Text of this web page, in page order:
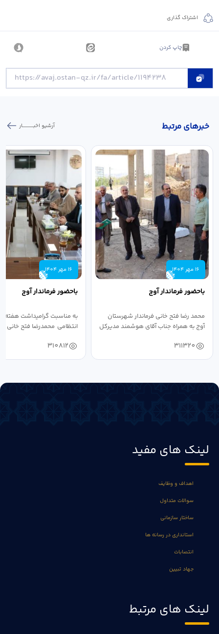
اشتراک گذاری
چاپ کردن
خبر‌های مرتبط آرشیو اخبـــــــــــار
16 مهر 1404
باحضور فرماندار آوج
محمد رضا فتح خانی فرماندار شهرستان
آوج به همراه جناب آقای هوشمند مدیرکل
311320
16 مهر 1404
باحضور فرماندار آوج
به مناسبت گرامیداشت هفته
انتظامی محمدرضا فتح خانی
310812
لینک های مفید
اهداف و وظایف
سوالات متداول
ساختار سازمانی
استانداری در رسانه ها
انتصابات
جهاد تبیین
لینک های مرتبط